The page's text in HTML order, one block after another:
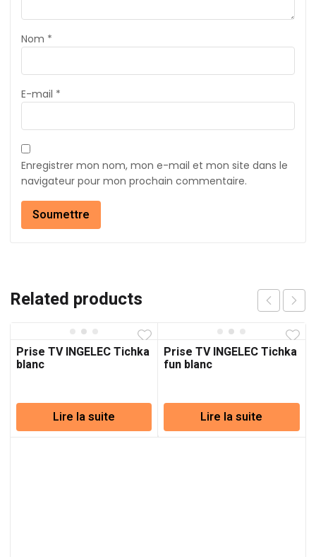
Nom *
E-mail *
Enregistrer mon nom, mon e-mail et mon site dans le
navigateur pour mon prochain commentaire.
Related products
Prise TV INGELEC Tichka
blanc
Lire la suite
Prise TV INGELEC Tichka
fun blanc
Lire la suite